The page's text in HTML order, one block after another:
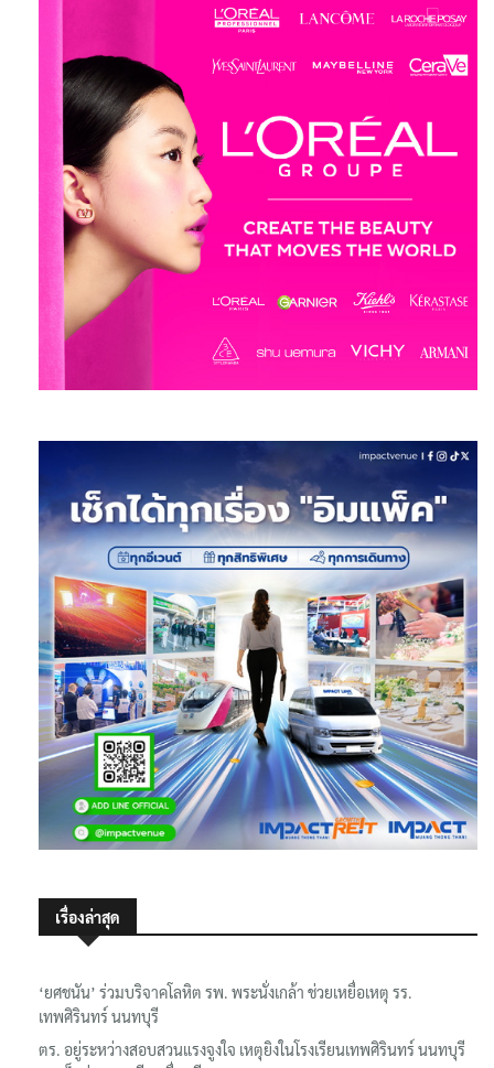
เรื่องล่าสุด
‘ยศชนัน’ ร่วมบริจาคโลหิต รพ. พระนั่งเกล้า ช่วยเหยื่อเหตุ รร.
เทพศิรินทร์ นนทบุรี
ตร. อยู่ระหว่างสอบสวนแรงจูงใจ เหตุยิงในโรงเรียนเทพศิรินทร์ นนทบุรี